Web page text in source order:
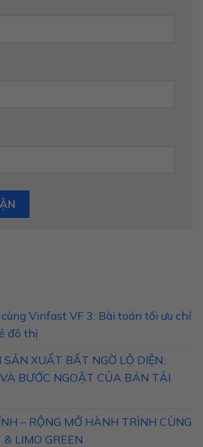
Vinfast VF 3: Bài toán tối ưu chí
đô thị
XUẤT BẤT NGỜ LỘ DIỆN:
BƯỚC NGOẶT CỦA BÁN TẢI
– RỘNG MỞ HÀNH TRÌNH CÙNG
LIMO GREEN